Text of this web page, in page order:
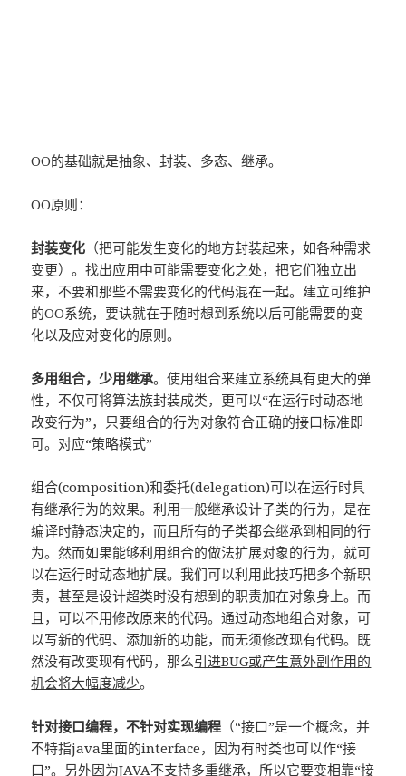
OO的基础就是抽象、封装、多态、继承。
OO原则：
封装变化 （把可能发生变化的地方封装起来，如各种需求
变更）。找出应用中可能需要变化之处，把它们独立出
来，不要和那些不需要变化的代码混在一起。建立可维护
的OO系统，要诀就在于随时想到系统以后可能需要的变
化以及应对变化的原则。
多用组合，少用继承。使用组合来建立系统具有更大的弹
性，不仅可将算法族封装成类，更可以“在运行时动态地
改变行为”，只要组合的行为对象符合正确的接口标准即
可。对应“策略模式”
组合(composition)和委托(delegation)可以在运行时具
有继承行为的效果。利用一般继承设计子类的行为，是在
编译时静态决定的，而且所有的子类都会继承到相同的行
为。然而如果能够利用组合的做法扩展对象的行为，就可
以在运行时动态地扩展。我们可以利用此技巧把多个新职
责，甚至是设计超类时没有想到的职责加在对象身上。而
且，可以不用修改原来的代码。通过动态地组合对象，可
以写新的代码、添加新的功能，而无须修改现有代码。既
然没有改变现有代码，那么引进BUG或产生意外副作用的
机会将大幅度减少。
针对接口编程，不针对实现编程 （“接口”是一个概念，并
不特指java里面的interface，因为有时类也可以作“接
口”。另外因为JAVA不支持多重继承，所以它要变相靠“接